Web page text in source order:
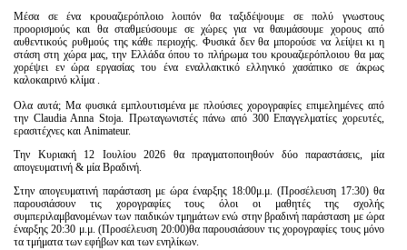
Μέσα σε ένα κρουαζιερόπλοιο λοιπόν θα ταξιδέψουμε σε πολύ γνωστους
προορισμούς και θα σταθμεύσουμε σε χώρες για να θαυμάσουμε χορους από
αυθεντικούς ρυθμούς της κάθε περιοχής. Φυσικά δεν θα μπορούσε να λείψει κι η
στάση στη χώρα μας, την Ελλάδα όπου το πλήρωμα του κρουαζιερόπλοιου θα μας
χορέψει εν ώρα εργασίας του ένα εναλλακτικό ελληνικό χασάπικο σε άκρως
καλοκαιρινό κλίμα .
Ολα αυτά; Μα φυσικά εμπλουτισμένα με πλούσιες χορογραφίες επιμελημένες από
την Claudia Anna Stoja. Πρωταγωνιστές πάνω από 300 Επαγγελματίες χορευτές,
ερασιτέχνες και Animateur.
Την Κυριακή 12 Ιουλίου 2026 θα πραγματοποιηθούν δύο παραστάσεις, μία
απογευματινή & μία Βραδινή.
Στην απογευματινή παράσταση με ώρα έναρξης 18:00μ.μ. (Προσέλευση 17:30) θα
παρουσιάσουν τις χορογραφίες τους όλοι οι μαθητές της σχολής
συμπεριλαμβανομένων των παιδικών τμημάτων ενώ στην βραδινή παράσταση με ώρα
έναρξης 20:30 μ.μ. (Προσέλευση 20:00)θα παρουσιάσουν τις χορογραφίες τους μόνο
τα τμήματα των εφήβων και των ενηλίκων.